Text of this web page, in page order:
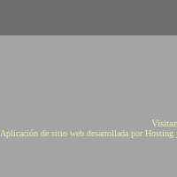
Aplicación de sitio web desarrollada por